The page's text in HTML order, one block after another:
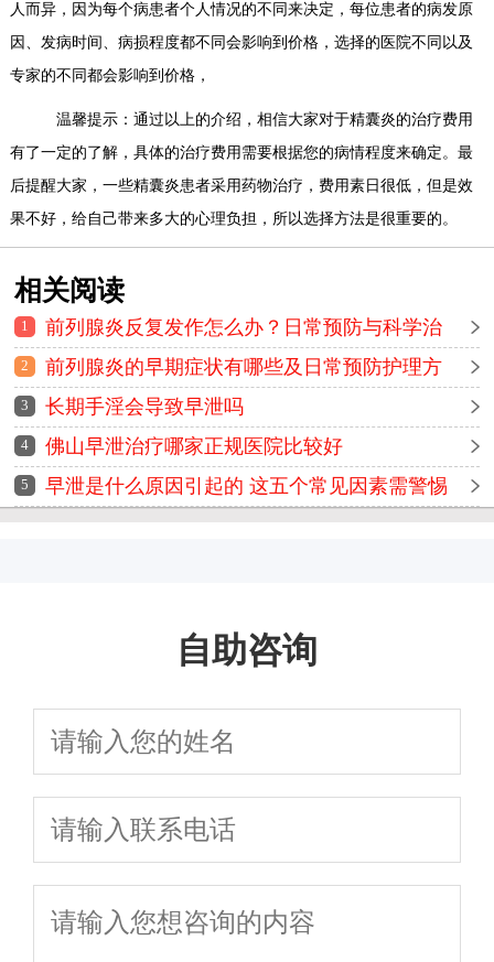
人而异，因为每个病患者个人情况的不同来决定，每位患者的病发原
因、发病时间、病损程度都不同会影响到价格，选择的医院不同以及
专家的不同都会影响到价格，
温馨提示：通过以上的介绍，相信大家对于精囊炎的治疗费用
有了一定的了解，具体的治疗费用需要根据您的病情程度来确定。最
后提醒大家，一些精囊炎患者采用药物治疗，费用素日很低，但是效
果不好，给自己带来多大的心理负担，所以选择方法是很重要的。
相关阅读
1
前列腺炎反复发作怎么办？日常预防与科学治
疗方法全解析
2
前列腺炎的早期症状有哪些及日常预防护理方
法详解
3 长期手淫会导致早泄吗
4 佛山早泄治疗哪家正规医院比较好
5 早泄是什么原因引起的 这五个常见因素需警惕
自助咨询